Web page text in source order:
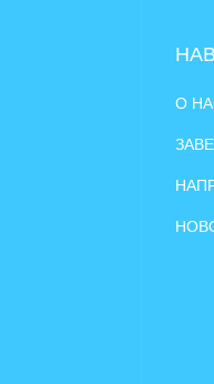
О